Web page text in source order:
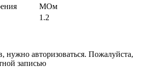
МОм
1.2
нужно авторизоваться. Пожалуйста,
записью